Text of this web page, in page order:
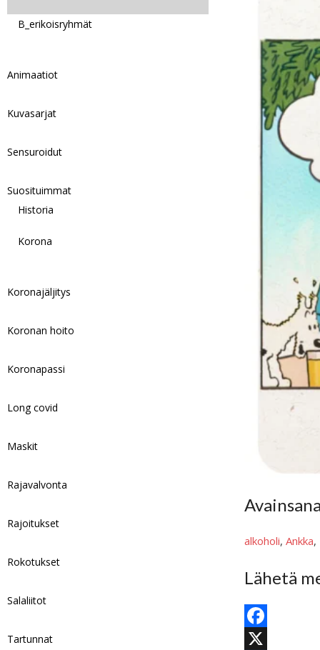
alkoholi, Ankka,
Lähetä
F
B_erikoisryhmät
Animaatiot
Kuvasarjat
Sensuroidut
Suosituimmat
Historia
Korona
Koronajäljitys
Koronan hoito
Koronapassi
Long covid
Maskit
Rajavalvonta
Rajoitukset
Rokotukset
Salaliitot
Tartunnat